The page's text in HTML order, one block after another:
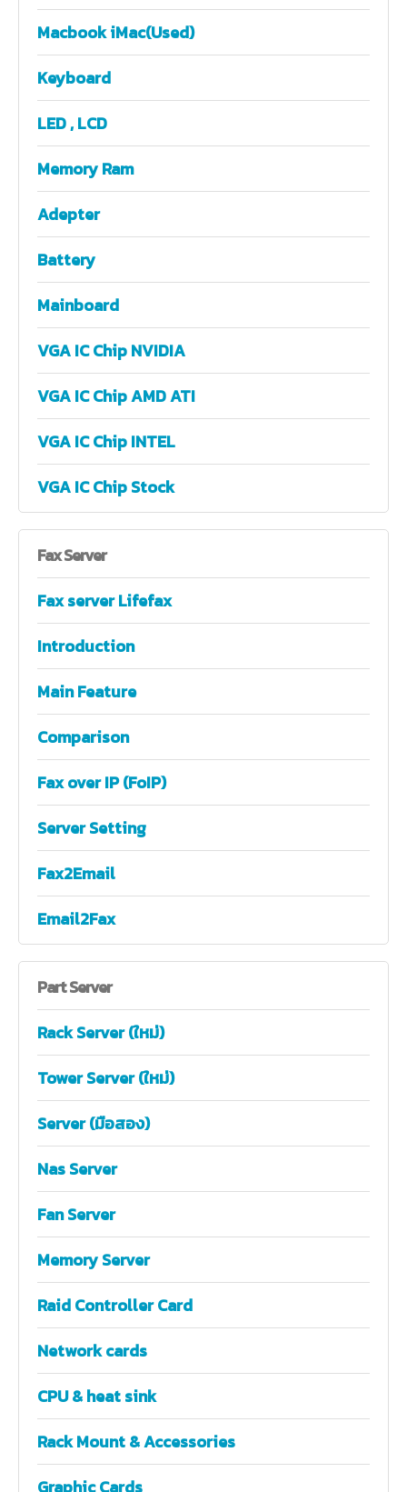
Macbook iMac(Used)
Keyboard
LED , LCD
Memory Ram
Adepter
Battery
Mainboard
VGA IC Chip NVIDIA
VGA IC Chip AMD ATI
VGA IC Chip INTEL
VGA IC Chip Stock
FaxServer
Fax server Lifefax
Introduction
Main Feature
Comparison
Fax over IP (FoIP)
Server Setting
Fax2Email
Email2Fax
PartServer
Rack Server (ใหม่)
Tower Server (ใหม่)
Server (มือสอง)
Nas Server
Fan Server
Memory Server
Raid Controller Card
Network cards
CPU & heat sink
Rack Mount & Accessories
Graphic Cards